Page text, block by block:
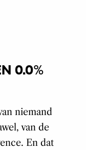
0.0%
niemand
van de
En dat